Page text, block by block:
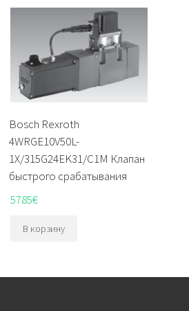
Bosch Rexroth
4WRGE10V50L-
1X/315G24EK31/C1M Клапан
быстрого срабатывания
5785€
В корзину